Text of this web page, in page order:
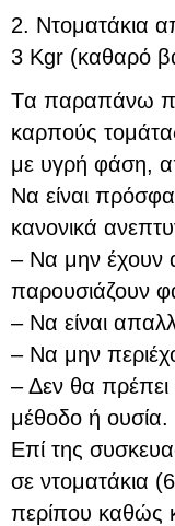
2. Ντοματάκια
3 Kgr (καθαρό
Tα παραπάνω
καρπούς
με υγρή φάση,
Να είναι
κανονικά
– Να μην έχουν
παρουσιάζουν
– Να είναι
– Να μην
– Δεν θα πρέπει
μέθοδο ή ουσία.
Επί της
σε ντοματάκια
περίπου καθώς